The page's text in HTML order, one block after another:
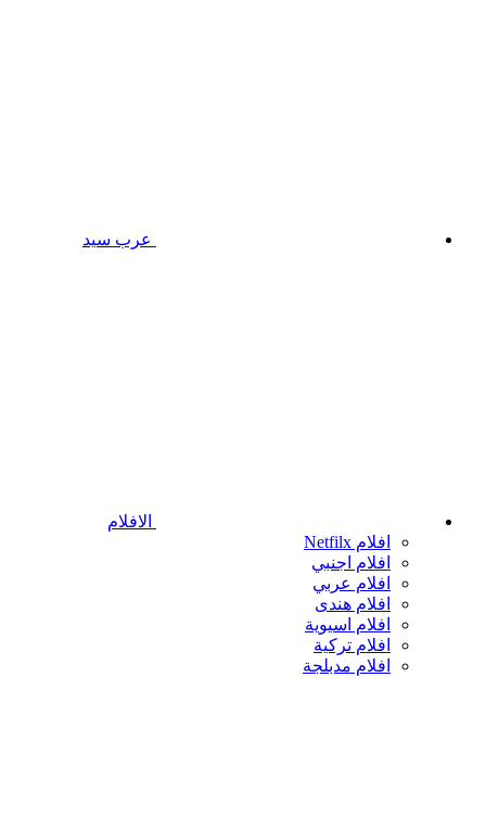
عرب سيد
الافلام
افلام Netfilx
افلام اجنبي
افلام عربي
افلام هندى
افلام اسيوية
افلام تركية
افلام مدبلجة